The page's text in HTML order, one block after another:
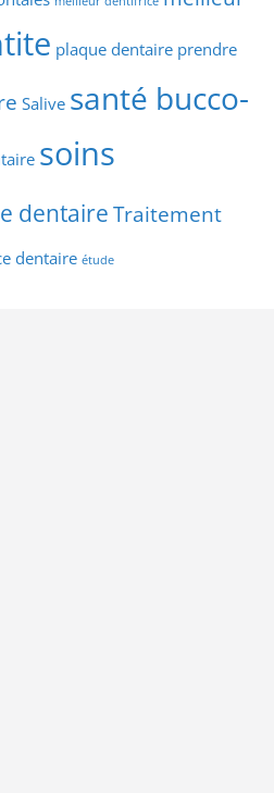
plaque dentaire prendre
Salive santé bucco-
soins
dentaire Traitement
dentaire étude